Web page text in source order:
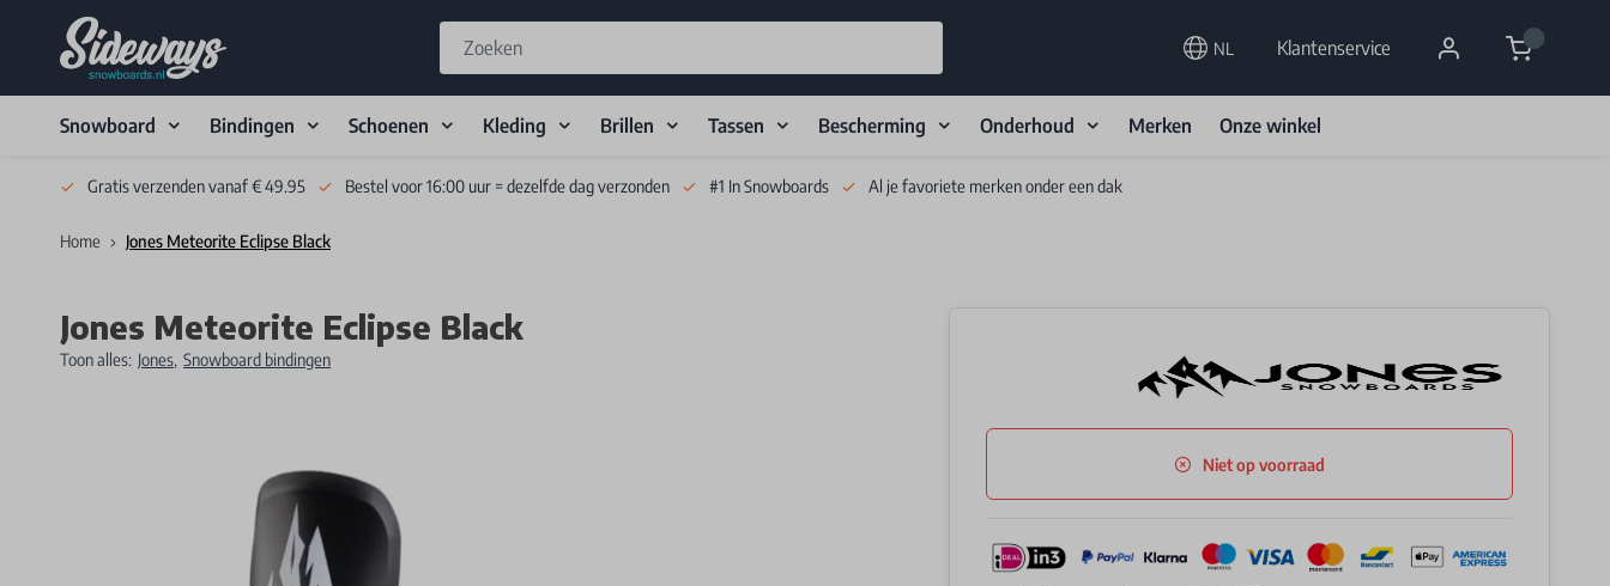
NL Klantenservice Cart
Snowboard Bindingen Schoenen Kleding Brillen Tassen Bescherming Onderhoud Merken Onze winkel
Gratis verzenden vanaf € 49.95 Bestel voor 16:00 uur = dezelfde dag verzonden #1 In Snowboards Al je favoriete merken onder een dak
Home Jones Meteorite Eclipse Black
Jones Meteorite Eclipse Black
Toon alles: Jones, Snowboard bindingen
Niet op voorraad